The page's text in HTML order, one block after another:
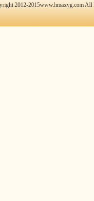
2012-2015www.hmaxyg.com